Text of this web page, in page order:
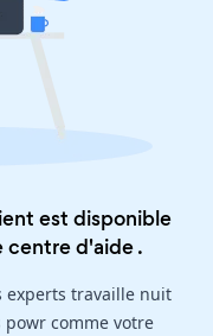
est disponible
centre d'aide.
experts travaille nuit
comme votre